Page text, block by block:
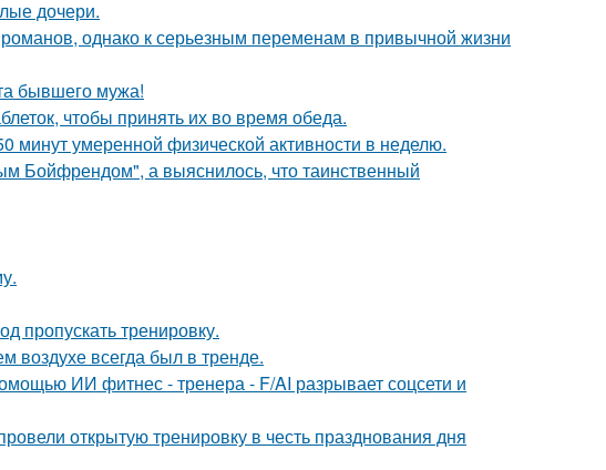
дочери.
однако к серьезным переменам в привычной жизни
бывшего мужа!
чтобы принять их во время обеда.
умеренной физической активности в неделю.
Бойфрендом", а выяснилось, что таинственный
пропускать тренировку.
всегда был в тренде.
ИИ фитнес - тренера - F/AI разрывает соцсети и
открытую тренировку в честь празднования дня